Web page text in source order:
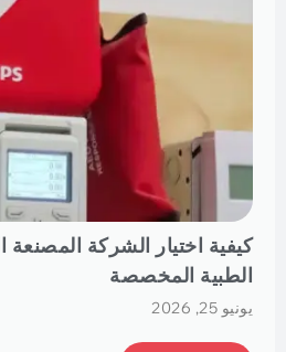
كيفية اختيار الشركة المصنعة
الطبية المخصصة
يونيو 25, 2026